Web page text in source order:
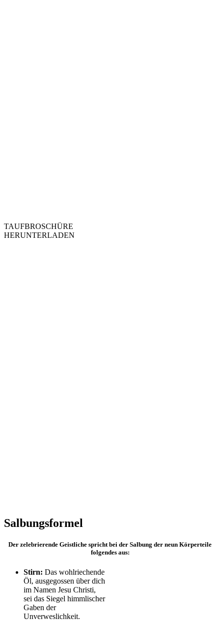
TAUFBROSCHÜRE
HERUNTERLADEN
Salbungsformel
Der zelebrierende Geistliche spricht bei der Salbung der neun Körperteile
folgendes aus:
Stirn: Das wohlriechende
Öl, ausgegossen über dich
im Namen Jesu Christi,
sei das Siegel himmlischer
Gaben der
Unverweslichkeit.